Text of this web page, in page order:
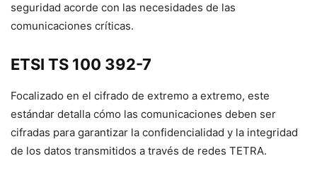
seguridad acorde con las necesidades de las
comunicaciones críticas.
ETSI TS 100 392-7
Focalizado en el cifrado de extremo a extremo, este
estándar detalla cómo las comunicaciones deben ser
cifradas para garantizar la confidencialidad y la integridad
de los datos transmitidos a través de redes TETRA.